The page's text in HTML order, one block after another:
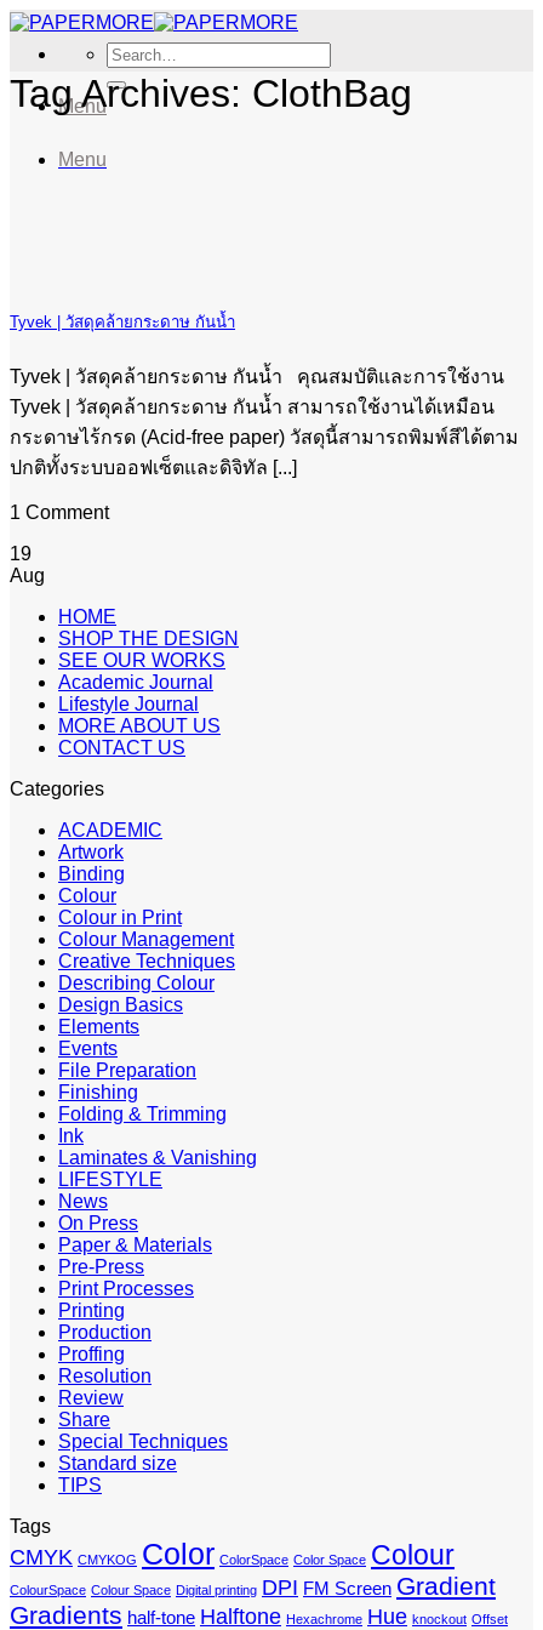
Skip
content
Search
for:
Menu
Menu
Tag Archives: ClothBag
Tyvek | วัสดุคล้ายกระดาษ กันน้ำ
Tyvek | วัสดุคล้ายกระดาษ กันน้ำ คุณสมบัติและการใช้งาน
Tyvek | วัสดุคล้ายกระดาษ กันน้ำ สามารถใช้งานได้เหมือน
กระดาษไร้กรด (Acid-free paper) วัสดุนี้สามารถพิมพ์สีได้ตาม
ปกติทั้งระบบออฟเซ็ตและดิจิทัล [...]
1 Comment
19
Aug
HOME
SHOP THE DESIGN
SEE OUR WORKS
Academic Journal
Lifestyle Journal
MORE ABOUT US
CONTACT US
Categories
ACADEMIC
Artwork
Binding
Colour
Colour in Print
Colour Management
Creative Techniques
Describing Colour
Design Basics
Elements
Events
File Preparation
Finishing
Folding & Trimming
Ink
Laminates & Vanishing
LIFESTYLE
News
On Press
Paper & Materials
Pre-Press
Print Processes
Printing
Production
Proffing
Resolution
Review
Share
Special Techniques
Standard size
TIPS
Tags
CMYK CMYKOG Color ColorSpace Color Space Colour
ColourSpace Colour Space Digital printing DPI FM Screen Gradient
Gradients half-tone Halftone Hexachrome Hue knockout Offset